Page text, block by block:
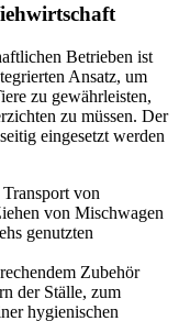
Betrieben ist
Ansatz, um
zu gewährleisten,
zu müssen. Der
eingesetzt werden
von
von Mischwagen
genutzten
Zubehör
der Ställe, zum
hygienischen